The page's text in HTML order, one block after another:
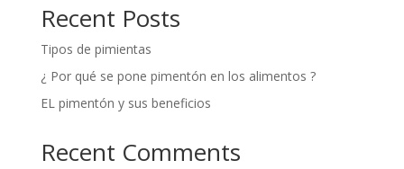
Recent Posts
Tipos de pimientas
¿ Por qué se pone pimentón en los alimentos ?
EL pimentón y sus beneficios
Recent Comments